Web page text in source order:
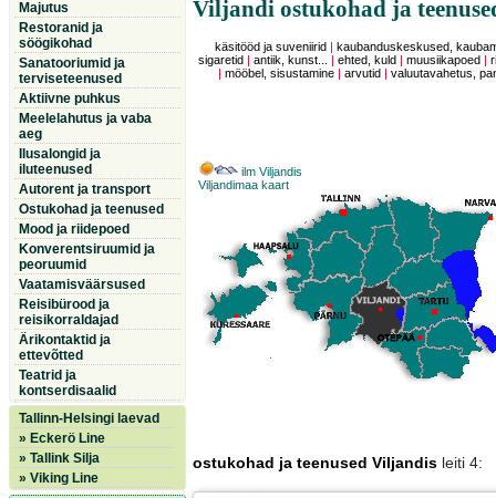
Majutus
Restoranid ja
söögikohad
Sanatooriumid ja
terviseteenused
Aktiivne puhkus
Meelelahutus ja vaba
aeg
Ilusalongid ja
iluteenused
Autorent ja transport
Ostukohad ja teenused
Mood ja riidepoed
Konverentsiruumid ja
peoruumid
Vaatamisväärsused
Reisibürood ja
reisikorraldajad
Ärikontaktid ja
ettevõtted
Teatrid ja
kontserdisaalid
Tallinn-Helsingi laevad
» Eckerö Line
» Tallink Silja
» Viking Line
Viljandi ostukohad ja
käsitööd ja suveniirid
kaubanduskeskused,
sigaretid
|antiik, kunst... |ehted, kuld |muusiikapoed |
|mööbel, sisustamine |arvutid |valuutavahetus,
ilm Viljandis
Viljandimaa kaart
ostukohad ja teenused Viljandis leiti